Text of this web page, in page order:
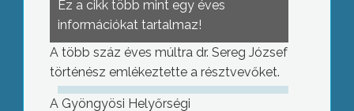
Ez a cikk több mint egy éves
információkat tartalmaz!
A több száz éves múltra dr. Sereg József
történész emlékeztette a résztvevőket.
A Gyöngyösi Helyőrségi